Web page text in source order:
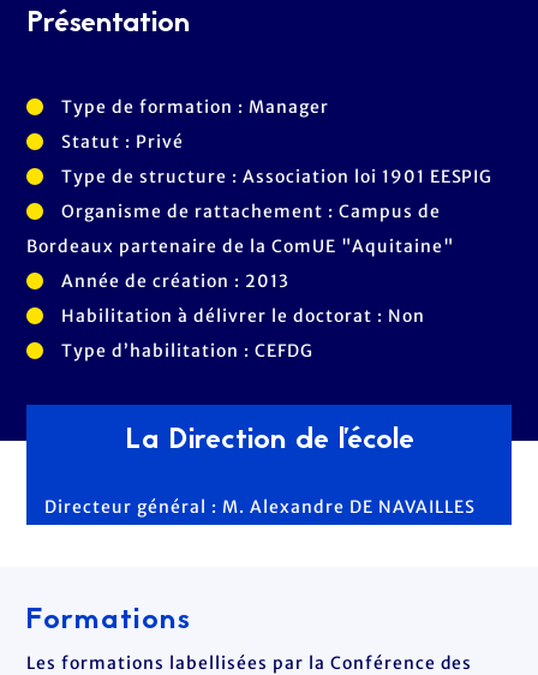
Présentation
Type de formation : Manager
Statut : Privé
Type de structure : Association loi 1901 EESPIG
Organisme de rattachement : Campus de
Bordeaux partenaire de la ComUE "Aquitaine"
Année de création : 2013
Habilitation à délivrer le doctorat : Non
Type d’habilitation : CEFDG
La Direction de l'école
Directeur général : M. Alexandre DE NAVAILLES
Formations
Les formations labellisées par la Conférence des